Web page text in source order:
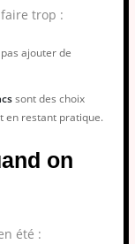
trop :
ajouter de
sont des choix
en restant pratique.
on
été :